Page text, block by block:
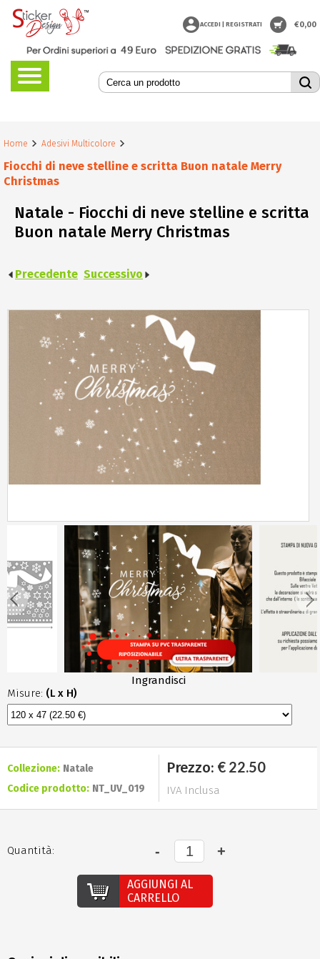
Home Adesivi Multicolore
Fiocchi di neve stelline e scritta Buon natale Merry
Christmas
Natale - Fiocchi di neve stelline e scritta
Buon natale Merry Christmas
Precedente Successivo
Ingrandisci
Collezione: Natale
Codice prodotto: NT_UV_019
Prezzo: € 22.50
IVA Inclusa
Misure: (L x H)
Quantità:
AGGIUNGI AL
CARRELLO
ACCEDI | REGISTRATI €0,00